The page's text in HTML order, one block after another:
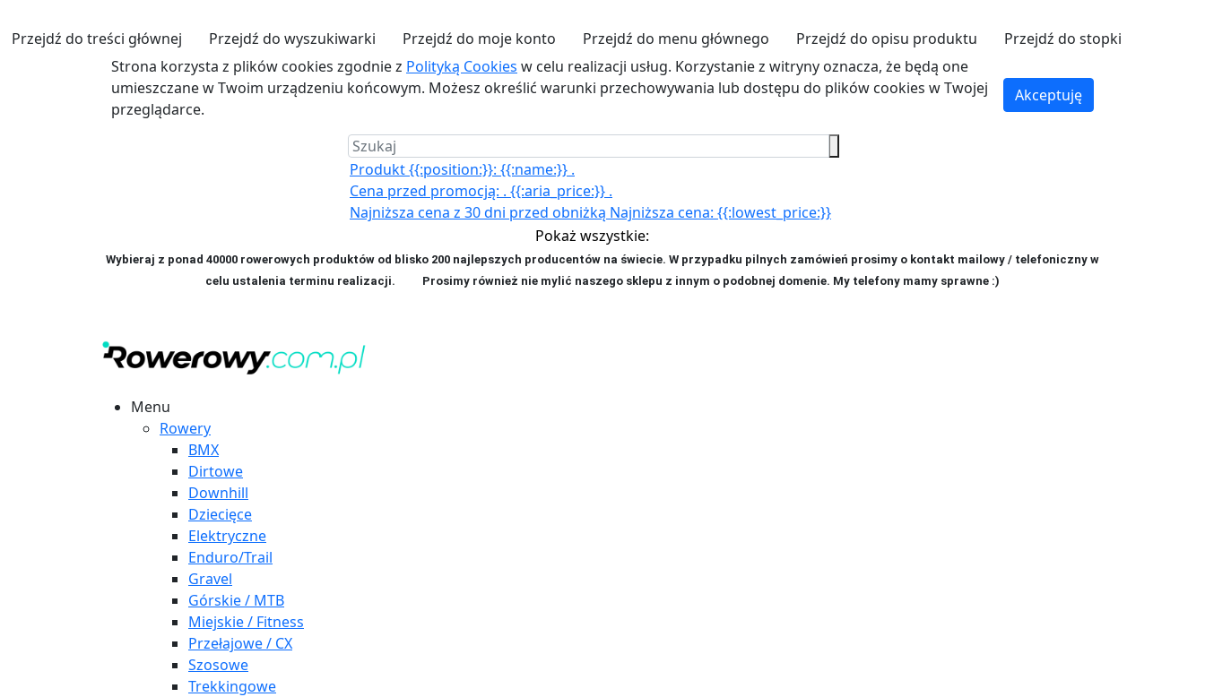
Przejdź do treści głównej Przejdź do wyszukiwarki Przejdź do moje konto Przejdź do menu głównego Przejdź do opisu produktu
Przejdź do stopki
Strona korzysta z plików cookies zgodnie z Polityką Cookies w celu realizacji usług. Korzystanie z witryny oznacza, że będą one
umieszczane w Twoim urządzeniu końcowym. Możesz określić warunki przechowywania lub dostępu do plików cookies w Twojej
przeglądarce.
Akceptuję
Produkt {{:position:}}: {{:name:}} .
Cena przed promocją: . {{:aria_price:}} .
Najniższa cena z 30 dni przed obniżką Najniższa cena: {{:lowest_price:}}
Pokaż wszystkie:
Wybieraj z ponad 40000 rowerowych produktów od blisko 200 najlepszych producentów na świecie. W przypadku pilnych zamówień prosimy o kontakt mailowy / telefoniczny w
celu ustalenia terminu realizacji. Prosimy również nie mylić naszego sklepu z innym o podobnej domenie. My telefony mamy sprawne :)
Menu
Rowery
BMX
Dirtowe
Downhill
Dziecięce
Elektryczne
Enduro/Trail
Gravel
Górskie / MTB
Miejskie / Fitness
Przełajowe / CX
Szosowe
Trekkingowe